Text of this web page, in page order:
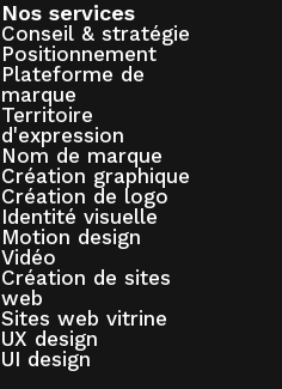
Nos services
Conseil & stratégie
Positionnement
Plateforme de
marque
Territoire
d'expression
Nom de marque
Création graphique
Création de logo
Identité visuelle
Motion design
Vidéo
Création de sites
web
Sites web vitrine
UX design
UI design